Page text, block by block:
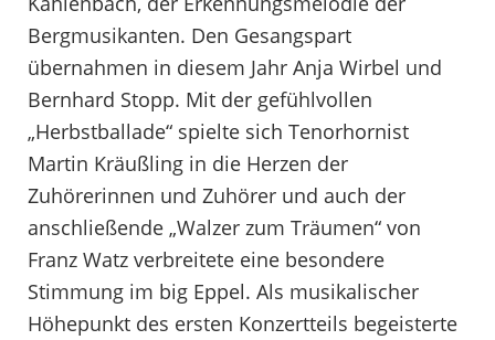
Bergmusikanten. Den Gesangspart
übernahmen in diesem Jahr Anja Wirbel und
Bernhard Stopp. Mit der gefühlvollen
„Herbstballade“ spielte sich Tenorhornist
Martin Kräußling in die Herzen der
Zuhörerinnen und Zuhörer und auch der
anschließende „Walzer zum Träumen“ von
Franz Watz verbreitete eine besondere
Stimmung im big Eppel. Als musikalischer
Höhepunkt des ersten Konzertteils begeisterte